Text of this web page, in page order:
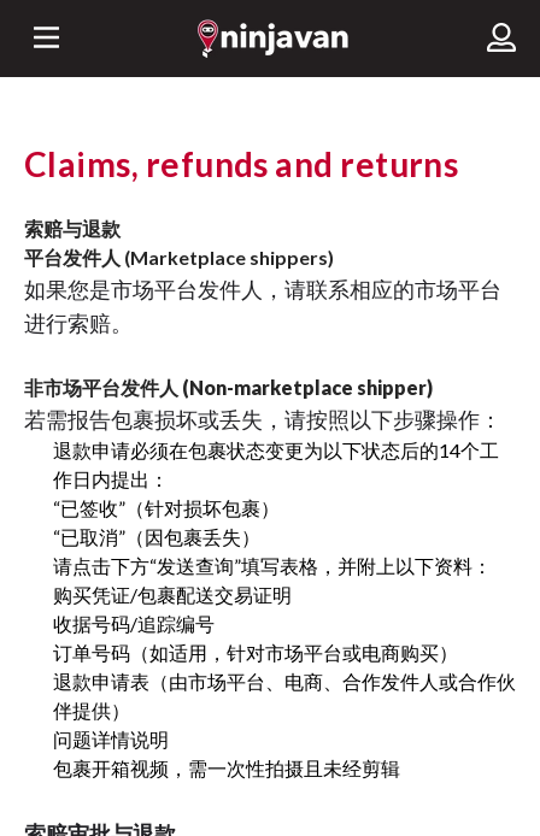
Claims, refunds and returns
索赔与退款
平台发件人 (Marketplace shippers)
如果您是市场平台发件人，请联系相应的市场平台
进行索赔。
非市场平台发件人 (Non-marketplace shipper)
若需报告包裹损坏或丢失，请按照以下步骤操作：
退款申请必须在包裹状态变更为以下状态后的14个工
作日内提出：
“已签收”（针对损坏包裹）
“已取消”（因包裹丢失）
请点击下方“发送查询”填写表格，并附上以下资料：
购买凭证/包裹配送交易证明
收据号码/追踪编号
订单号码（如适用，针对市场平台或电商购买）
退款申请表（由市场平台、电商、合作发件人或合作伙
伴提供）
问题详情说明
包裹开箱视频，需一次性拍摄且未经剪辑